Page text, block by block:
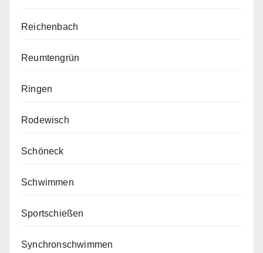
Reichenbach
Reumtengrün
Ringen
Rodewisch
Schöneck
Schwimmen
Sportschießen
Synchronschwimmen